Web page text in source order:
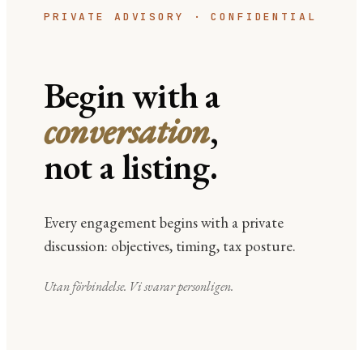
PRIVATE ADVISORY · CONFIDENTIAL
Begin with a
conversation,
not a listing.
Every engagement begins with a private
discussion: objectives, timing, tax posture.
Utan förbindelse. Vi svarar personligen.